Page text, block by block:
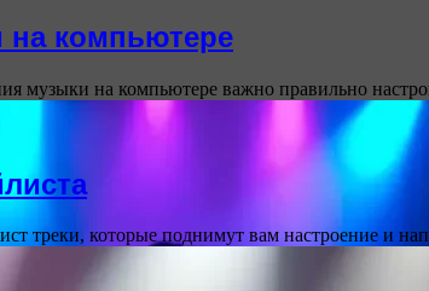
на компьютере
музыки на компьютере важно правильно
треки, которые поднимут вам настроение и